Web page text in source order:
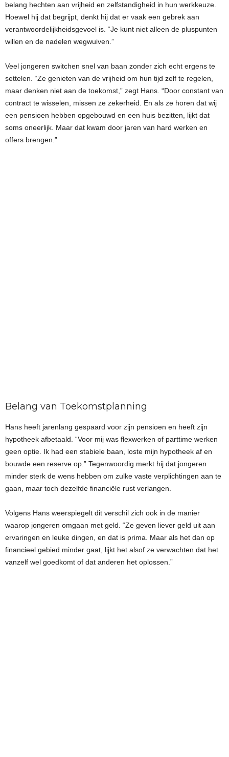
belang hechten aan vrijheid en zelfstandigheid in hun werkkeuze.
Hoewel hij dat begrijpt, denkt hij dat er vaak een gebrek aan
verantwoordelijkheidsgevoel is. “Je kunt niet alleen de pluspunten
willen en de nadelen wegwuiven.”
Veel jongeren switchen snel van baan zonder zich echt ergens te
settelen. “Ze genieten van de vrijheid om hun tijd zelf te regelen,
maar denken niet aan de toekomst,” zegt Hans. “Door constant van
contract te wisselen, missen ze zekerheid. En als ze horen dat wij
een pensioen hebben opgebouwd en een huis bezitten, lijkt dat
soms oneerlijk. Maar dat kwam door jaren van hard werken en
offers brengen.”
Belang van Toekomstplanning
Hans heeft jarenlang gespaard voor zijn pensioen en heeft zijn
hypotheek afbetaald. “Voor mij was flexwerken of parttime werken
geen optie. Ik had een stabiele baan, loste mijn hypotheek af en
bouwde een reserve op.” Tegenwoordig merkt hij dat jongeren
minder sterk de wens hebben om zulke vaste verplichtingen aan te
gaan, maar toch dezelfde financiële rust verlangen.
Volgens Hans weerspiegelt dit verschil zich ook in de manier
waarop jongeren omgaan met geld. “Ze geven liever geld uit aan
ervaringen en leuke dingen, en dat is prima. Maar als het dan op
financieel gebied minder gaat, lijkt het alsof ze verwachten dat het
vanzelf wel goedkomt of dat anderen het oplossen.”